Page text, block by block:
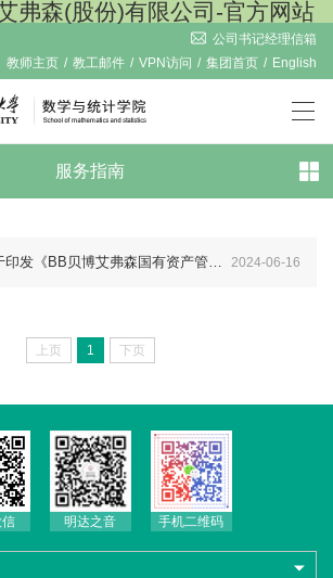
弗森(股份)有限公司-官方网站
公司书记经理信箱
教师主页 / 教工邮件 / VPN访问 / 集团首页 / English
服务指南
贝博艾弗森国有资产管理办法（修订）》的通知 2024-06-16
上页 1 下页
明达之音 手机二维码